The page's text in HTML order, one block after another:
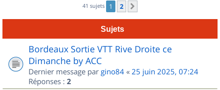
41 sujets 1 2
Sujets
Bordeaux Sortie VTT Rive Droite ce
Dimanche by ACC
Dernier message par gino84 « 25 juin 2025, 07:24
Réponses : 2